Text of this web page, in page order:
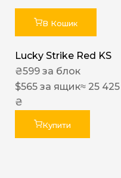
В Кошик
Lucky Strike Red KS
₴599 за блок
$565 за ящик≈ 25 425
₴
Купити